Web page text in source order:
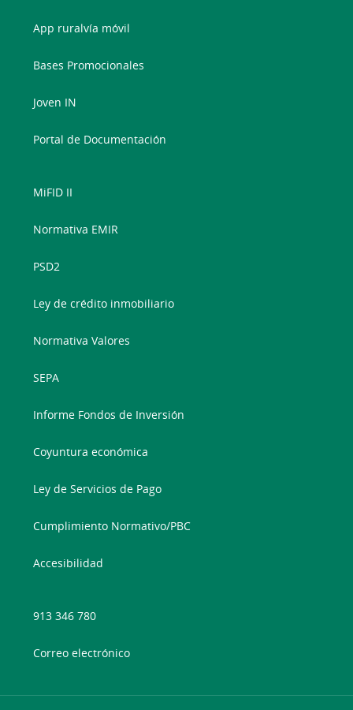
App ruralvía móvil
Bases Promocionales
Joven IN
Portal de Documentación
MiFID II
Normativa EMIR
PSD2
Ley de crédito inmobiliario
Normativa Valores
SEPA
Informe Fondos de Inversión
Coyuntura económica
Ley de Servicios de Pago
Cumplimiento Normativo/PBC
Accesibilidad
913 346 780
Correo electrónico